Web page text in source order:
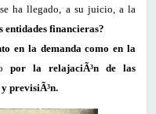
ha llegado, a su juicio, a la
entidades financieras?
en la demanda como en la
por la relajaciÃ³n de las
previsiÃ³n.